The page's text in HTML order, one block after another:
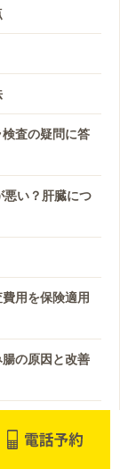
査の疑問に答
い？肝臓につ
用を保険適用
の原因と改善
症状を解説！